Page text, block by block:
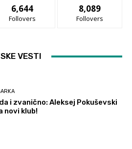
6,644
Follovers
8,089
Follovers
VESTI
i zvanično: Aleksej Pokuševski
novi klub!